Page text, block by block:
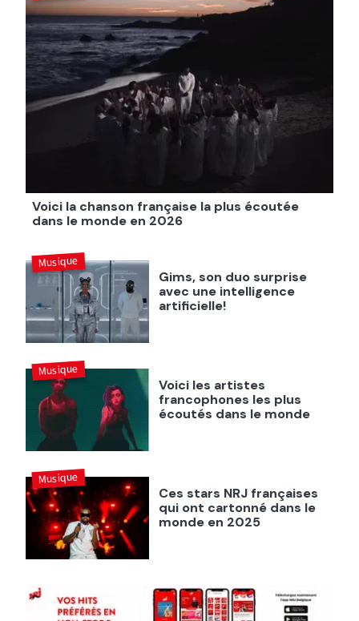
Voici la chanson française la plus écoutée
dans le monde en 2026
Gims, son duo surprise
avec une intelligence
artificielle!
Musique
Voici les artistes
francophones les plus
écoutés dans le monde
Musique
Ces stars NRJ françaises
qui ont cartonné dans le
monde en 2025
Musique